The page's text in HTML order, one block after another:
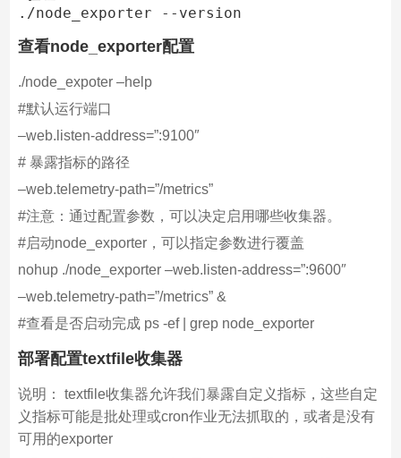
./node_exporter --version
查看node_exporter配置
./node_expoter –help
#默认运行端口
–web.listen-address=”:9100″
# 暴露指标的路径
–web.telemetry-path=”/metrics”
#注意：通过配置参数，可以决定启用哪些收集器。
#启动node_exporter，可以指定参数进行覆盖
nohup ./node_exporter –web.listen-address=”:9600″
–web.telemetry-path=”/metrics” &
#查看是否启动完成 ps -ef | grep node_exporter
部署配置textfile收集器
说明： textfile收集器允许我们暴露自定义指标，这些自定
义指标可能是批处理或cron作业无法抓取的，或者是没有
可用的exporter